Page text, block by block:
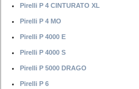
Pirelli P 4 CINTURATO XL
Pirelli P 4 MO
Pirelli P 4000 E
Pirelli P 4000 S
Pirelli P 5000 DRAGO
Pirelli P 6